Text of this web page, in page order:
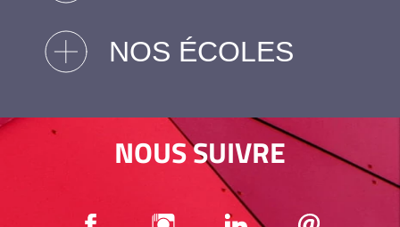
NOS ÉCOLES
NOUS SUIVRE